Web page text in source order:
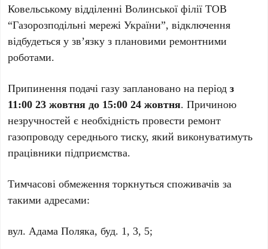
Ковельському відділенні Волинської філії ТОВ
“Газорозподільні мережі України”, відключення
відбудеться у зв’язку з плановими ремонтними
роботами.
Припинення подачі газу заплановано на періодз
11:00 23 жовтня до 15:00 24 жовтня. Причиною
незручностей є необхідність провести ремонт
газопроводу середнього тиску, який виконуватимуть
працівники підприємства.
Тимчасові обмеження торкнуться споживачів за
такими адресами:
вул. Адама Поляка, буд. 1, 3, 5;